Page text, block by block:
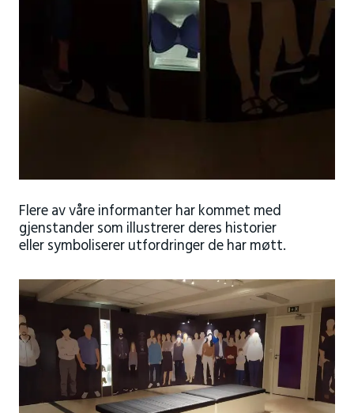
Flere av våre informanter har kommet med
gjenstander som illustrerer deres historier
eller symboliserer utfordringer de har møtt.